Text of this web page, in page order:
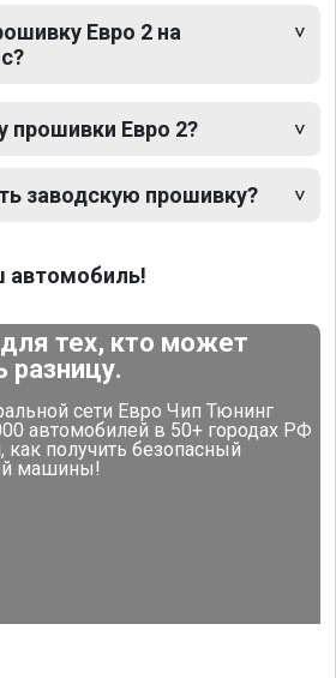
Евро 2 на
прошивки Евро 2?
заводскую прошивку?
автомобиль!
тех, кто может
разницу.
сети Евро Чип Тюнинг
автомобилей в 50+ городах РФ
получить безопасный
машины!